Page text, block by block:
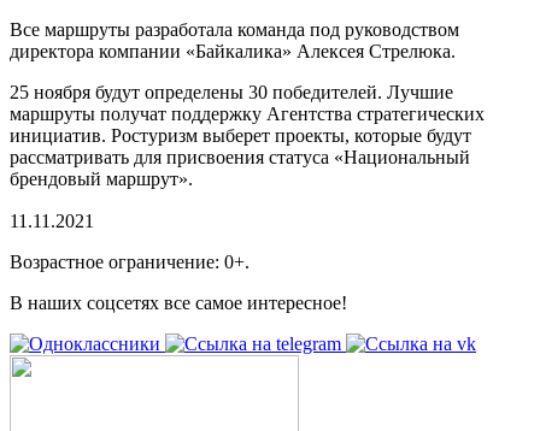
Все маршруты разработала команда под руководством
директора компании «Байкалика» Алексея Стрелюка.
25 ноября будут определены 30 победителей. Лучшие
маршруты получат поддержку Агентства стратегических
инициатив. Ростуризм выберет проекты, которые будут
рассматривать для присвоения статуса «Национальный
брендовый маршрут».
11.11.2021
Возрастное ограничение: 0+.
В наших соцсетях все самое интересное!